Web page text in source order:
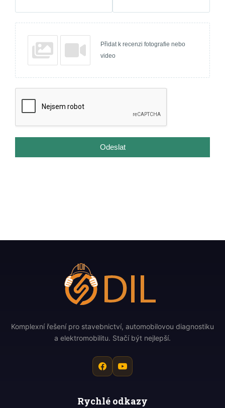
Přidat k recenzi fotografie nebo
video
Odeslat
Komplexní řešení pro stavebnictví, automobilovou diagnostiku
a elektromobilitu. Stačí být nejlepší.
Rychlé odkazy